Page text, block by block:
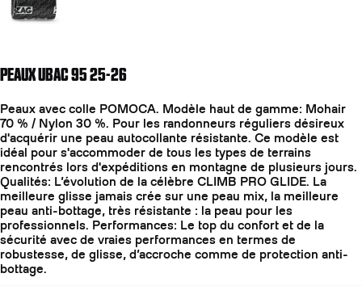
PEAUX UBAC 95 25-26
Peaux avec colle POMOCA. Modèle haut de gamme: Mohair
70 % / Nylon 30 %. Pour les randonneurs réguliers désireux
d'acquérir une peau autocollante résistante. Ce modèle est
idéal pour s'accommoder de tous les types de terrains
rencontrés lors d'expéditions en montagne de plusieurs jours.
Qualités: L’évolution de la célèbre CLIMB PRO GLIDE. La
meilleure glisse jamais crée sur une peau mix, la meilleure
peau anti-bottage, très résistante : la peau pour les
professionnels. Performances: Le top du confort et de la
sécurité avec de vraies performances en termes de
robustesse, de glisse, d’accroche comme de protection anti-
bottage.